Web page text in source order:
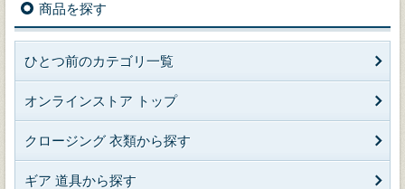
商品を探す
ひとつ前のカテゴリ一覧
オンラインストア トップ
クロージング 衣類から探す
ギア 道具から探す